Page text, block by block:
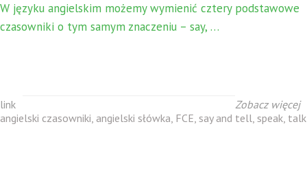
W języku angielskim możemy wymienić cztery podstawowe
czasowniki o tym samym znaczeniu – say, …
link
Zobacz więcej
angielski czasowniki, angielski słówka, FCE, say and tell, speak, talk